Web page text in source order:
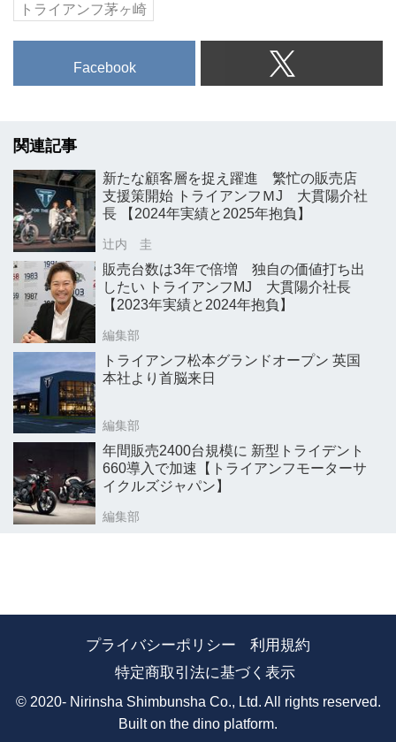
トライアンフ茅ヶ崎
Facebook
関連記事
新たな顧客層を捉え躍進 繁忙の販売店
支援策開始 トライアンフＭJ 大貫陽介社
長 【2024年実績と2025年抱負】
辻内 圭
販売台数は3年で倍増 独自の価値打ち出
したい トライアンフMJ 大貫陽介社長
【2023年実績と2024年抱負】
編集部
トライアンフ松本グランドオープン 英国
本社より首脳来日
編集部
年間販売2400台規模に 新型トライデント
660導入で加速【トライアンフモーターサ
イクルズジャパン】
編集部
プライバシーポリシー
利用規約
特定商取引法に基づく表示
© 2020- Nirinsha Shimbunsha Co., Ltd. All rights reserved.
Built on the dino platform.